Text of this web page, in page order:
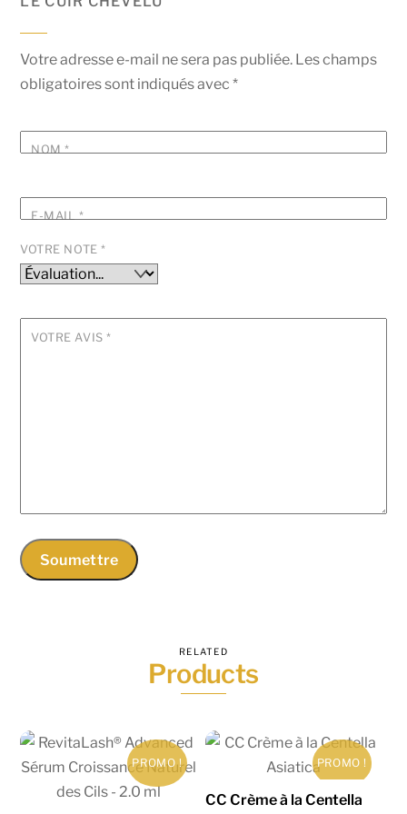
Votre adresse e-mail ne sera pas publiée. Les champs
obligatoires sont indiqués avec*
NOM*
E-MAIL *
VOTRE NOTE*
VOTRE AVIS*
RELATED
Products
PROMO ! PROMO !
CC Crème à la Centella